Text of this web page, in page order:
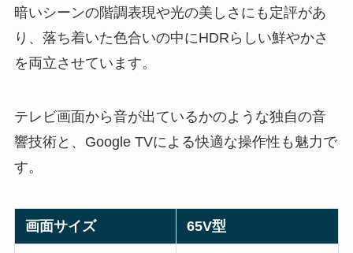
暗いシーンの階調表現や光の美しさにも定評があ
り、落ち着いた色合いの中にHDRらしい鮮やかさ
を両立させています。
テレビ画面から音が出ているかのような独自の音
響技術と、Google TVによる快適な操作性も魅力で
す。
画面サイズ 65V型